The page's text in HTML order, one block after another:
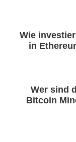
Wie
in
Wer sind
Bitcoin